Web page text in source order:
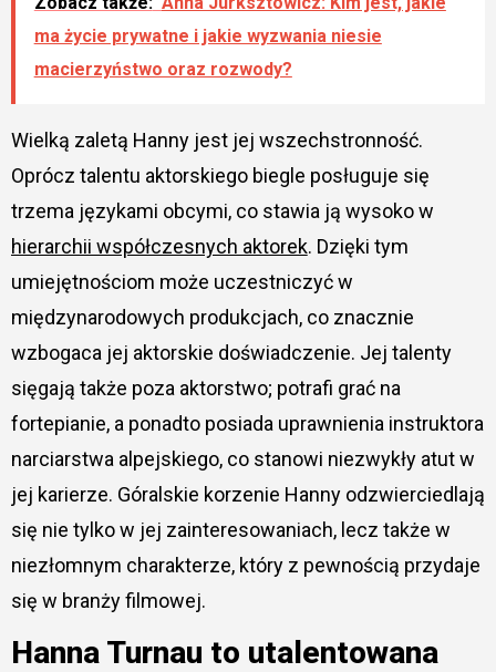
ma życie prywatne i jakie wyzwania niesie
macierzyństwo oraz rozwody?
Wielką zaletą Hanny jest jej wszechstronność.
Oprócz talentu aktorskiego biegle posługuje się
trzema językami obcymi, co stawia ją wysoko w
hierarchii współczesnych aktorek. Dzięki tym
umiejętnościom może uczestniczyć w
międzynarodowych produkcjach, co znacznie
wzbogaca jej aktorskie doświadczenie. Jej talenty
sięgają także poza aktorstwo; potrafi grać na
fortepianie, a ponadto posiada uprawnienia instruktora
narciarstwa alpejskiego, co stanowi niezwykły atut w
jej karierze. Góralskie korzenie Hanny odzwierciedlają
się nie tylko w jej zainteresowaniach, lecz także w
niezłomnym charakterze, który z pewnością przydaje
się w branży filmowej.
Hanna Turnau to utalentowana